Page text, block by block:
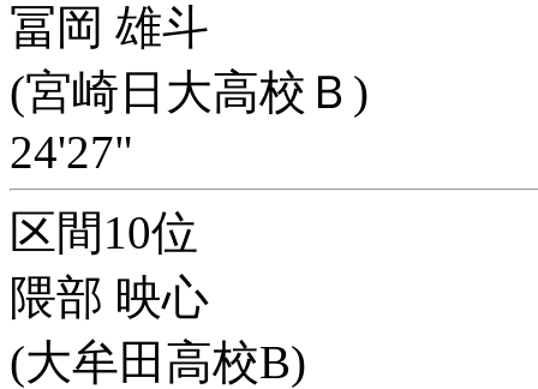
冨岡 雄斗
(宮崎日大高校Ｂ)
24'27"
区間10位
隈部 映心
(大牟田高校B)